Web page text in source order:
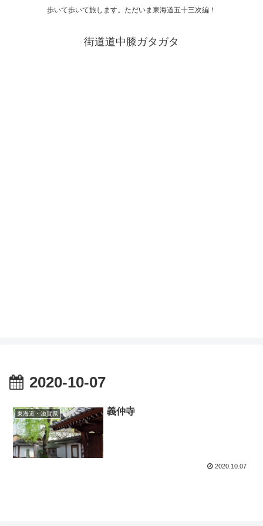
歩いて歩いて旅します。ただいま東海道五十三次編！
街道道中膝ガタガタ
2020-10-07
東海道・滋賀県 義仲寺
2020.10.07